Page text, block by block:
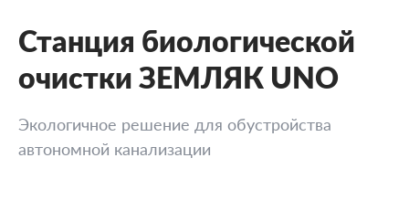
Станция биологической
очистки ЗЕМЛЯК UNO
Экологичное решение для обустройства
автономной канализации